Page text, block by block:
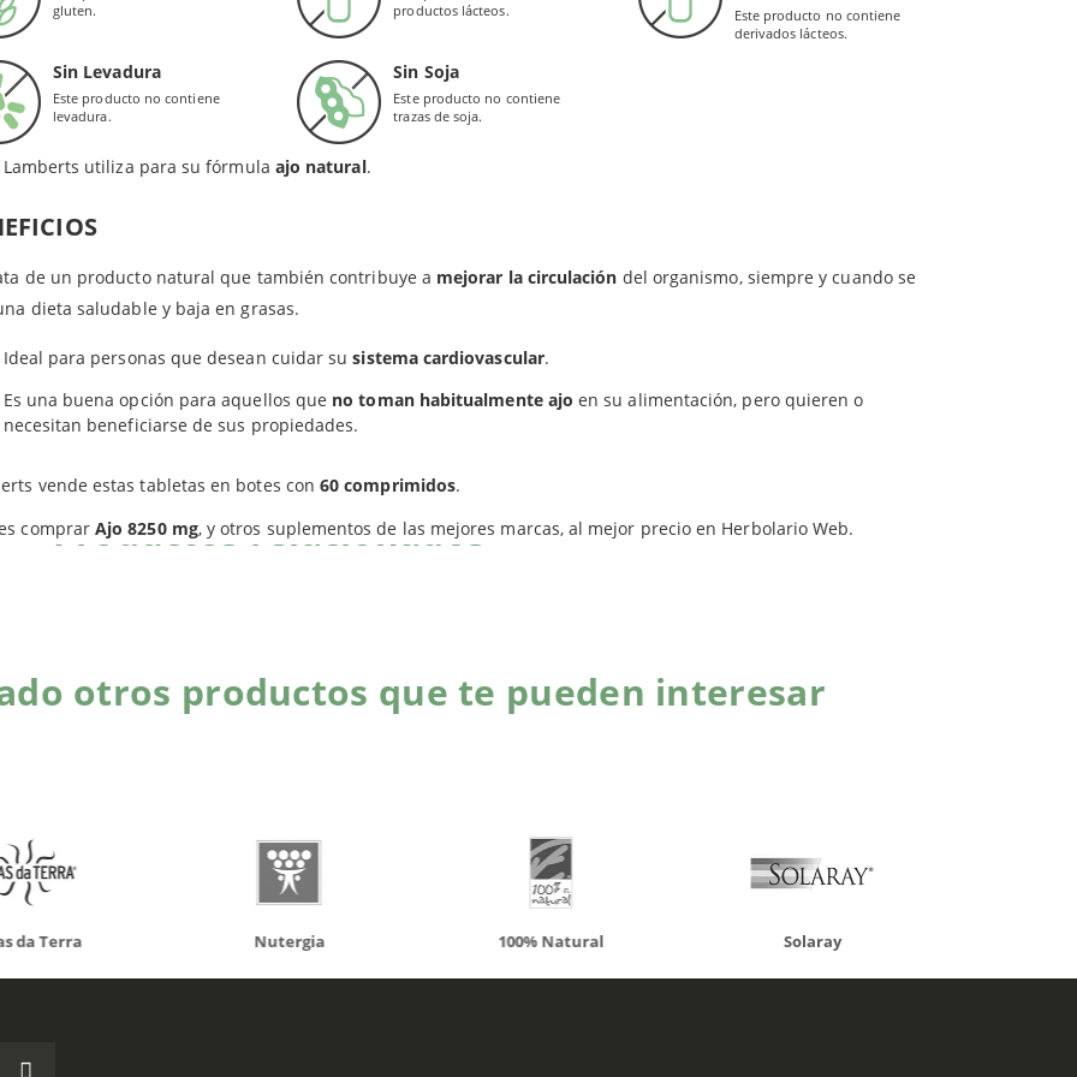
el ajo puede ser beneficioso a la hora de combatir ciertas bacterias u
hongos.
Está elaborado por compuestos azufrados como la aliína
Cada tableta proporciona
mg de ajo fresco, con un potencial de alicina de 5500 μg.
Lamberts utiliza para su fórmula ajo natural.
de un producto natural que también contribuye a mejorar la circulación del organismo, siempre y cuando se
dieta saludable y baja en grasas.
Ideal para personas que desean cuidar susistema cardiovascular.
Es una buena opción para aquellos que no toman habitualmente ajo en su alimentación, pero quieren o
necesitan beneficiarse de sus propiedades.
vende estas tabletas en botes con60 comprimidos.
comprarAjo 8250 mg, y otros suplementos de las mejores marcas, al mejor precio en Herbolario Web.
en las tabletas de Lamberts: Agentes de carga (carbonato cálcico, celulosa), agentes de recubrimiento (hidroxipropil metilcelulosa)
(dióxido de silicio, ácido esteárico, estearato de magnesio).
gluten.
productos lácteos.
Este producto no contiene
derivados lácteos.
Sin Levadura
Este producto no contiene
levadura.
Sin Soja
Este producto no contiene
trazas de soja.
Productos relacionados
otros productos que te pueden interesar
Terra Nutergia 100% Natural Solaray